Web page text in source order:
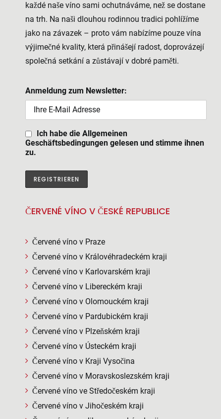
každé naše víno sami ochutnáváme, než se dostane
na trh. Na naši dlouhou rodinnou tradici pohlížíme
jako na závazek – proto vám nabízíme pouze vína
výjimečné kvality, která přinášejí radost, doprovázejí
společná setkání a zůstávají v dobré paměti.
Anmeldung zum Newsletter:
Ich habe die Allgemeinen
Geschäftsbedingungen gelesen und stimme ihnen
zu.
ČERVENÉ VÍNO V ČESKÉ REPUBLICE
Červené víno v Praze
Červené víno v Královéhradeckém kraji
Červené víno v Karlovarském kraji
Červené víno v Libereckém kraji
Červené víno v Olomouckém kraji
Červené víno v Pardubickém kraji
Červené víno v Plzeňském kraji
Červené víno v Ústeckém kraji
Červené víno v Kraji Vysočina
Červené víno v Moravskoslezském kraji
Červené víno ve Středočeském kraji
Červené víno v Jihočeském kraji